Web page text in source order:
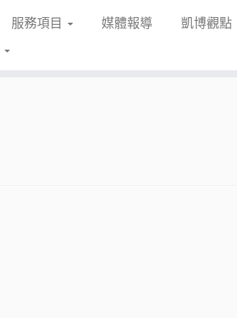
服務項目 媒體報導 凱博觀點